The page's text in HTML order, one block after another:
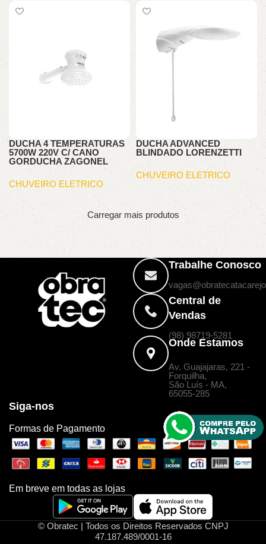
DUCHA 4 TEMPERATURAS
5700W 220V C/ CANO
GORDUCHA ZAGONEL
CHUVEIRO ELETRICO
DUCHA ADVANCED
BLINDADO LORENZETTI
CHUVEIRO ELETRICO
Carregar mais produtos
Trabalhe Conosco
Central de
Vendas
(98) 98719-5281
Onde Estamos
Av. Guajajaras, 221 -
Forquilha,
São Luís - MA,
65055-285
Siga-nos
Formas de Pagamento
Em breve em todas as lojas
© Obratec | Todos os Direitos Reservados CNPJ
47.187.489/0001-16